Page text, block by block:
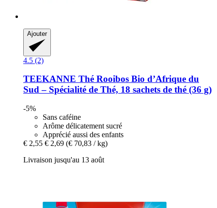
Ajouter
4.5 (2)
TEEKANNE Thé Rooibos Bio d’Afrique du
Sud – Spécialité de Thé, 18 sachets de thé (36 g)
-5%
Sans caféine
Arôme délicatement sucré
Apprécié aussi des enfants
€ 2,55 € 2,69 (€ 70,83 / kg)
Livraison jusqu'au 13 août